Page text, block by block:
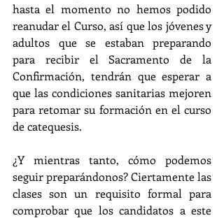
hasta el momento no hemos podido
reanudar el Curso, así que los jóvenes y
adultos que se estaban preparando
para recibir el Sacramento de la
Confirmación, tendrán que esperar a
que las condiciones sanitarias mejoren
para retomar su formación en el curso
de catequesis.
¿Y mientras tanto, cómo podemos
seguir preparándonos? Ciertamente las
clases son un requisito formal para
comprobar que los candidatos a este